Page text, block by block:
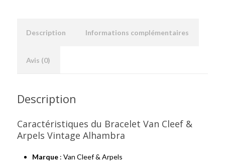
Description Informations complémentaires
Avis (0)
Description
Caractéristiques du Bracelet Van Cleef &
Arpels Vintage Alhambra
Marque : Van Cleef & Arpels